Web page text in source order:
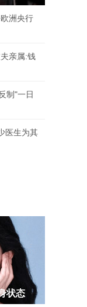
洲央行
亲属:钱
制"一日
医生为其
状态